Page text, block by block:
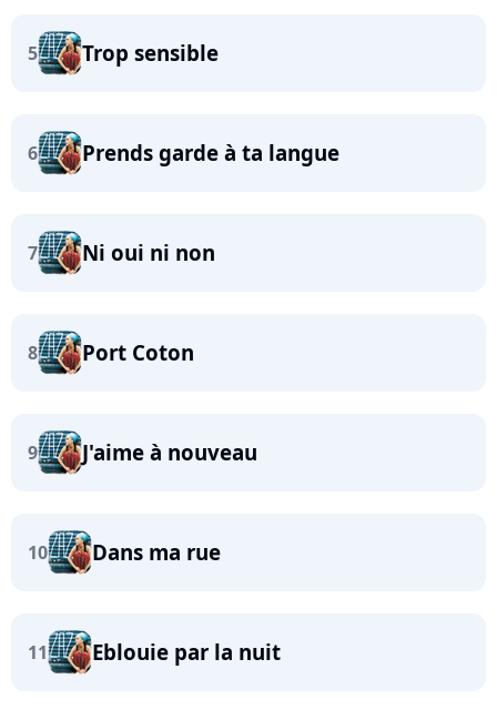
5 Trop sensible
6 Prends garde à ta langue
7 Ni oui ni non
8 Port Coton
9 J'aime à nouveau
10 Dans ma rue
11 Eblouie par la nuit